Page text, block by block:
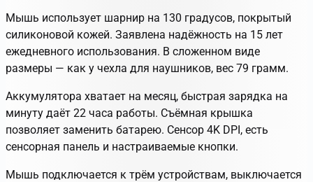
Мышь использует шарнир на 130 градусов, покрытый
силиконовой кожей. Заявлена надёжность на 15 лет
ежедневного использования. В сложенном виде
размеры — как у чехла для наушников, вес 79 грамм.
Аккумулятора хватает на месяц, быстрая зарядка на
минуту даёт 22 часа работы. Съёмная крышка
позволяет заменить батарею. Сенсор 4K DPI, есть
сенсорная панель и настраиваемые кнопки.
Мышь подключается к трём устройствам, выключается